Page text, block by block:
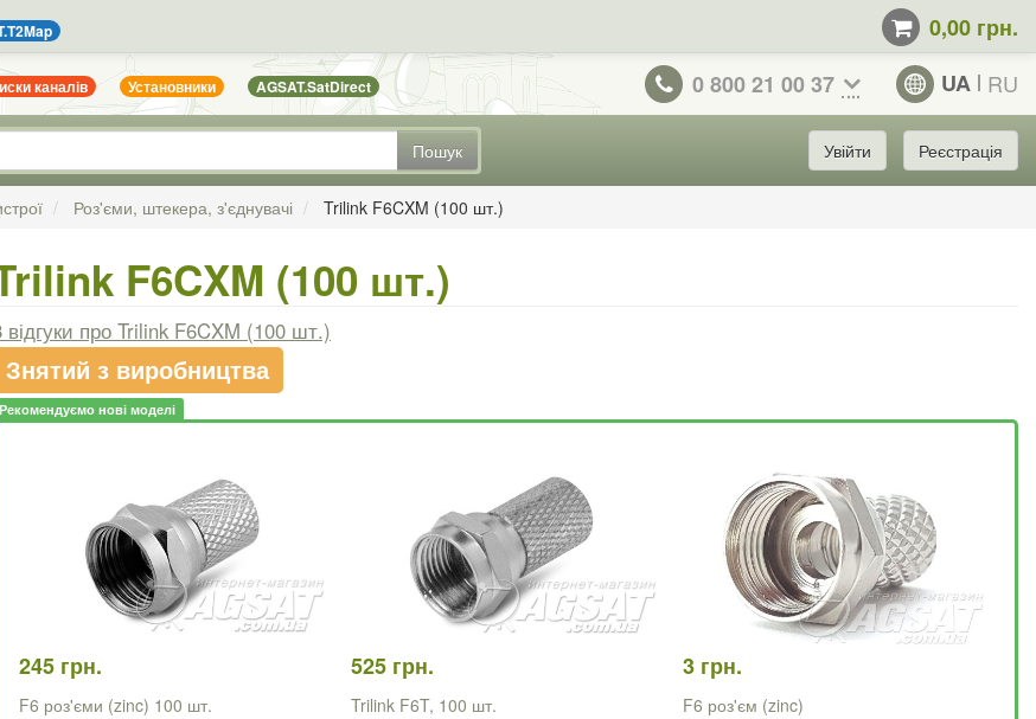
0,00 грн.
каналів Установники AGSAT.SatDirect 0 800 21 00 37 UA RU
Пошук Увійти Реєстрація
Роз'єми, штекера, з'єднувачі Trilink F6CXM (100 шт.)
F6CXM (100 шт.)
відгуки про Trilink F6CXM (100 шт.)
Знятий з виробництва
Рекомендуємо нові моделі
245 грн.
F6 роз'єми (zinc) 100 шт.
525 грн.
Trilink F6T, 100 шт.
3 грн.
F6 роз'єм (zinc)